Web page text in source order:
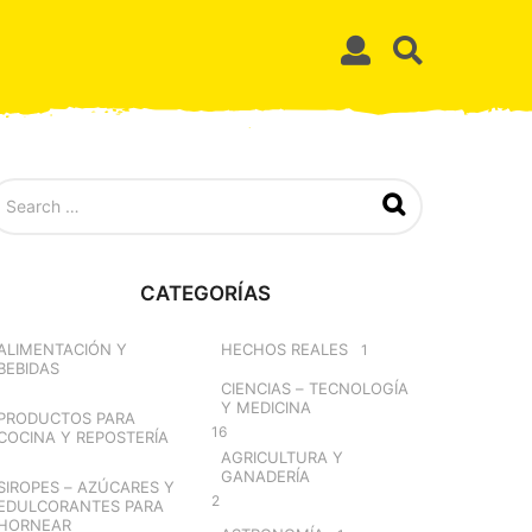
CATEGORÍAS
Y
PARA
Y REPOSTERÍA
– AZÚCARES Y
PARA
HECHOS REALES 1
CIENCIAS – TECNOLOGÍA
Y MEDICINA
16
AGRICULTURA Y
GANADERÍA
2